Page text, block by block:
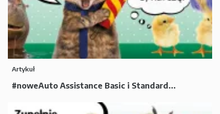
Artykuł
#noweAuto Assistance Basic i Standard...